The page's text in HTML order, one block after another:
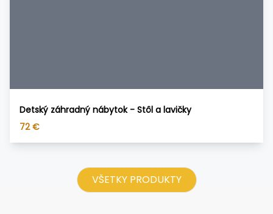
Detský záhradný nábytok - Stôl a lavičky
72 €
VŠETKY PRODUKTY